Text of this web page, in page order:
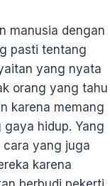
manusia dengan
pasti tentang
yang nyata
orang yang tahu
karena memang
hidup. Yang
cara yang juga
karena